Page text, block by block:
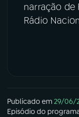
narração de
Rádio
Publicado em29/06/
Episódio do